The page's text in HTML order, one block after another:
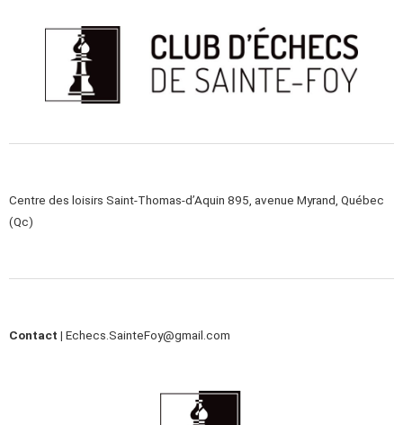
Centre des loisirs Saint-Thomas-d’Aquin 895, avenue Myrand, Québec
(Qc)
Contact | Echecs.SainteFoy@gmail.com